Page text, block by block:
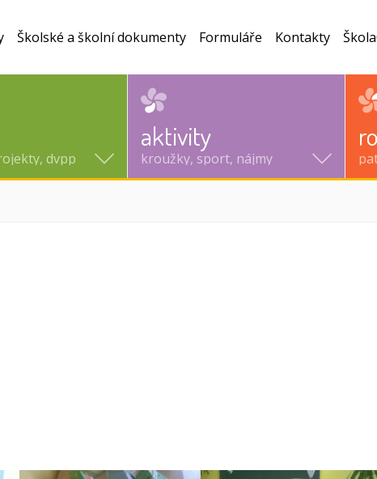
dvpp
aktivity
kroužky, sport, nájmy
Školské a školní dokumenty Formuláře Kontakty